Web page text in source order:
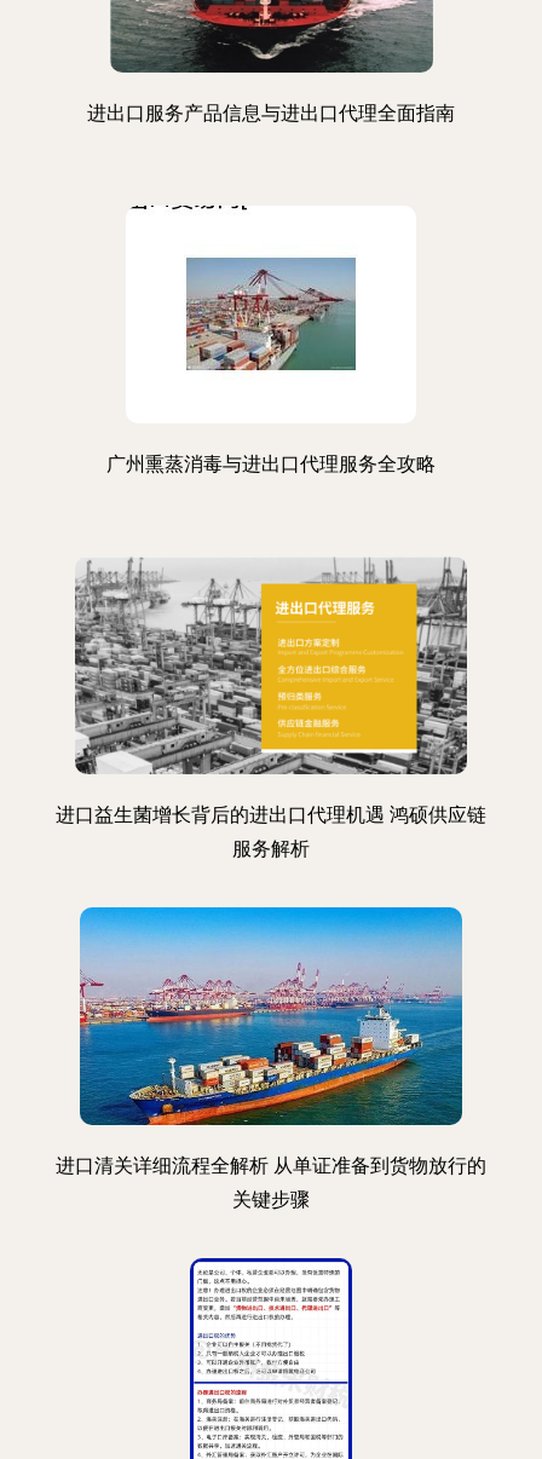
进出口服务产品信息与进出口代理全面指南
广州熏蒸消毒与进出口代理服务全攻略
进口益生菌增长背后的进出口代理机遇 鸿硕供应链
服务解析
进口清关详细流程全解析 从单证准备到货物放行的
关键步骤